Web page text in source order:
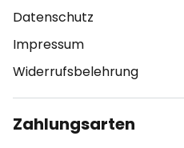
Datenschutz
Impressum
Widerrufsbelehrung
Zahlungsarten